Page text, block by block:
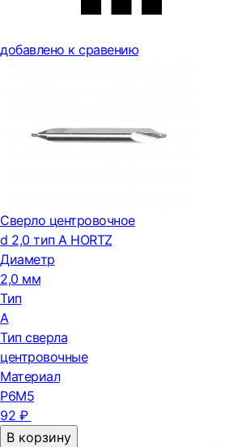
добавлено к сравению
Сверло центровочное
d 2,0 тип А HORTZ
Диаметр
2,0 мм
Тип
А
Тип сверла
центровочные
Материал
Р6М5
92 ₽
В корзину